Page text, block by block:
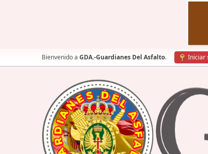
Bienvenido a GDA.-Guardianes Del Asfalto. Iniciar